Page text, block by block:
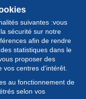
suivantes :vous
sécurité sur notre
afin de rendre
statistiques dans le
proposer des
centres d’intérêt.
au fonctionnement de
selon vos